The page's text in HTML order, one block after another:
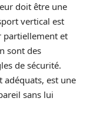
doit être une
vertical est
partiellement et
sont des
de sécurité.
adéquats, est une
sans lui